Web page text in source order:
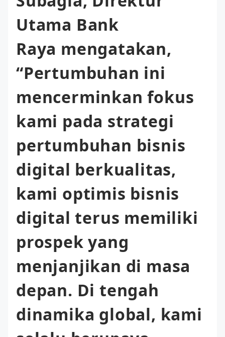
Utama Bank
Raya mengatakan,
“Pertumbuhan ini
mencerminkan fokus
kami pada strategi
pertumbuhan bisnis
digital berkualitas,
kami optimis bisnis
digital terus memiliki
prospek yang
menjanjikan di masa
depan. Di tengah
dinamika global, kami